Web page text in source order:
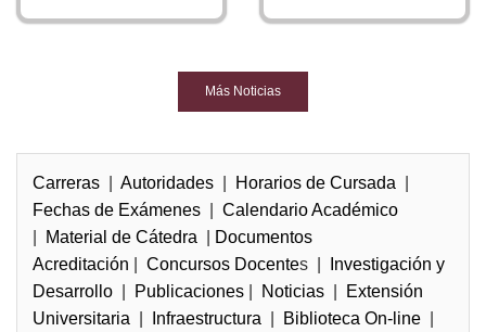
Más Noticias
Carreras |Autoridades Horarios de Cursada
Fechas de Exámenes |Calendario Académico
Material de Cátedra
Documentos
Acreditación |Concursos Docentes |
Investigación y
Desarrollo
Publicaciones Noticias
Extensión
Universitaria
Infraestructura Biblioteca On-line